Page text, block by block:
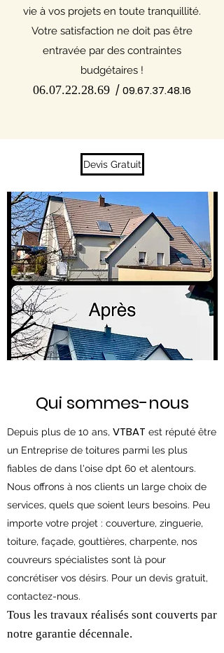
vie à vos projets en toute tranquillité.
Votre satisfaction ne doit pas être
entravée par des contraintes
budgétaires !
06.07.22.28.69 /09.67.37.48.16
Devis Gratuit
Qui sommes-nous
Depuis plus de 10 ans, VTBAT est réputé être
un Entreprise de toitures parmi les plus
fiables de dans l'oise dpt 60 et alentours.
Nous offrons à nos clients un large choix de
services, quels que soient leurs besoins. Peu
importe votre projet : couverture, zinguerie,
toiture, façade, gouttières, charpente, nos
couvreurs spécialistes sont là pour
concrétiser vos désirs. Pour un devis gratuit,
contactez-nous.
Tous les travaux réalisés sont couverts par
notre garantie décennale.